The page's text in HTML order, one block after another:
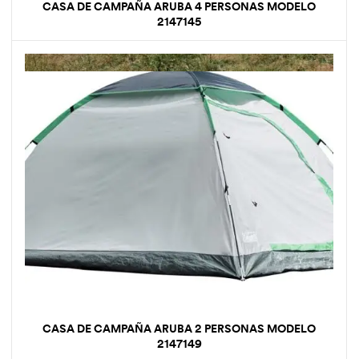
CASA DE CAMPAÑA ARUBA 4 PERSONAS MODELO
2147145
CASA DE CAMPAÑA ARUBA 2 PERSONAS MODELO
2147149